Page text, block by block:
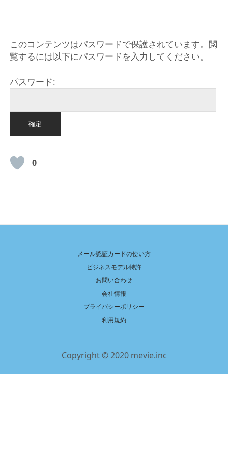
このコンテンツはパスワードで保護されています。閲
覧するには以下にパスワードを入力してください。
パスワード:
0
メール認証カードの使い方
ビジネスモデル特許
お問い合わせ
会社情報
プライバシーポリシー
利用規約
Copyright © 2020 mevie.inc